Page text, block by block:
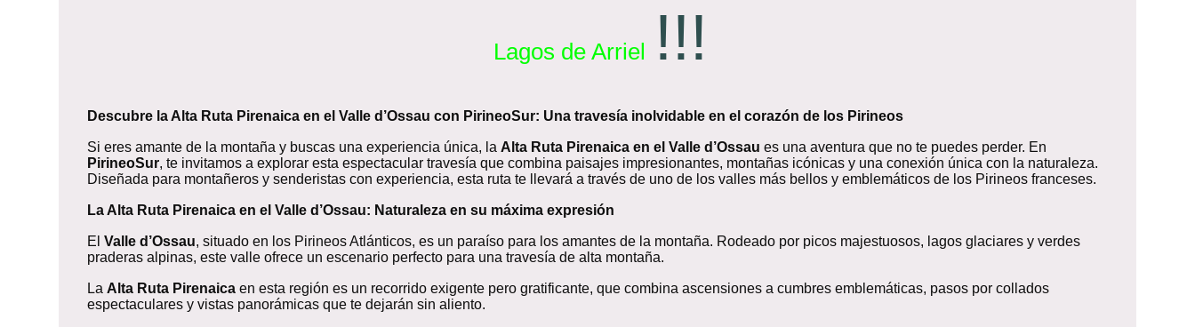
Lagos de Arriel !!!
Descubre la Alta Ruta Pirenaica en el Valle d’Ossau con PirineoSur: Una travesía inolvidable en el corazón de los Pirineos
Si eres amante de la montaña y buscas una experiencia única, la Alta Ruta Pirenaica en el Valle d’Ossau es una aventura que no te puedes perder. En
PirineoSur, te invitamos a explorar esta espectacular travesía que combina paisajes impresionantes, montañas icónicas y una conexión única con la naturaleza.
Diseñada para montañeros y senderistas con experiencia, esta ruta te llevará a través de uno de los valles más bellos y emblemáticos de los Pirineos franceses.
La Alta Ruta Pirenaica en el Valle d’Ossau: Naturaleza en su máxima expresión
El Valle d’Ossau, situado en los Pirineos Atlánticos, es un paraíso para los amantes de la montaña. Rodeado por picos majestuosos, lagos glaciares y verdes
praderas alpinas, este valle ofrece un escenario perfecto para una travesía de alta montaña.
La Alta Ruta Pirenaicaen esta región es un recorrido exigente pero gratificante, que combina ascensiones a cumbres emblemáticas, pasos por collados
espectaculares y vistas panorámicas que te dejarán sin aliento.